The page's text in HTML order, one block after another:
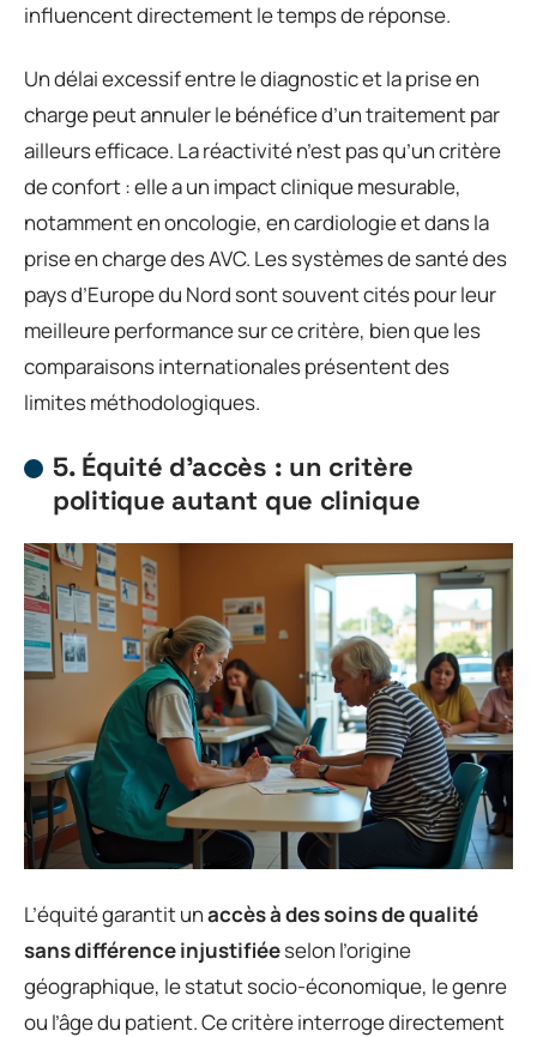
influencent directement le temps de réponse.
Un délai excessif entre le diagnostic et la prise en
charge peut annuler le bénéfice d’un traitement par
ailleurs efficace. La réactivité n’est pas qu’un critère
de confort : elle a un impact clinique mesurable,
notamment en oncologie, en cardiologie et dans la
prise en charge des AVC. Les systèmes de santé des
pays d’Europe du Nord sont souvent cités pour leur
meilleure performance sur ce critère, bien que les
comparaisons internationales présentent des
limites méthodologiques.
5. Équité d’accès : un critère
politique autant que clinique
L’équité garantit unaccès à des soins de qualité
sans différence injustifiéeselon l’origine
géographique, le statut socio-économique, le genre
ou l’âge du patient. Ce critère interroge directement